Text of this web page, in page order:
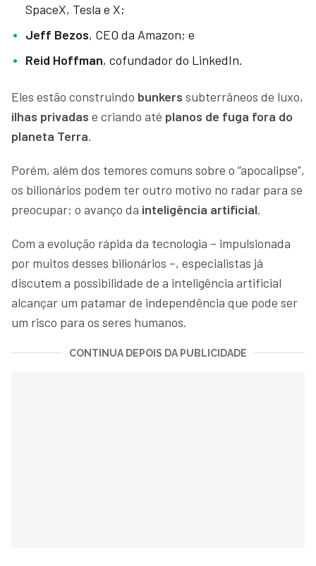
SpaceX, Tesla e X;
Jeff Bezos, CEO da Amazon; e
Reid Hoffman, cofundador do LinkedIn.
Eles estão construindo bunkers subterrâneos de luxo,
ilhas privadas e criando até planos de fuga fora do
planeta Terra.
Porém, além dos temores comuns sobre o “apocalipse”,
os bilionários podem ter outro motivo no radar para se
preocupar: o avanço da inteligência artificial.
Com a evolução rápida da tecnologia – impulsionada
por muitos desses bilionários –, especialistas já
discutem a possibilidade de a inteligência artificial
alcançar um patamar de independência que pode ser
um risco para os seres humanos.
CONTINUA DEPOIS DA PUBLICIDADE